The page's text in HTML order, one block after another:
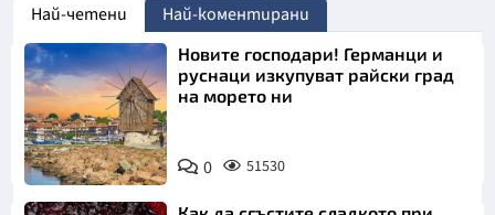
Най-четени Най-коментирани
Новите господари! Германци и
руснаци изкупуват райски град
на морето ни
0 51530